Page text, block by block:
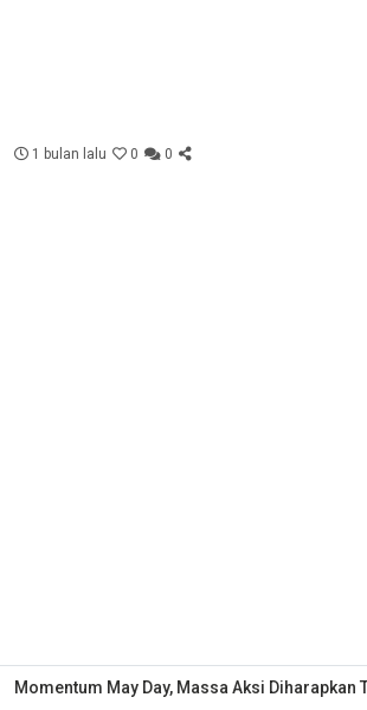
1 bulan lalu 0 0
Momentum May Day, Massa Aksi